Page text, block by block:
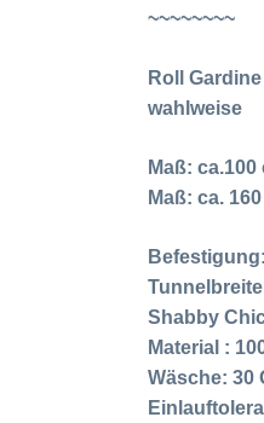
~~~~~~~~
Roll
wahlweise
Maß:
Maß: ca.
Shabby
Material :
Wäsche: 30